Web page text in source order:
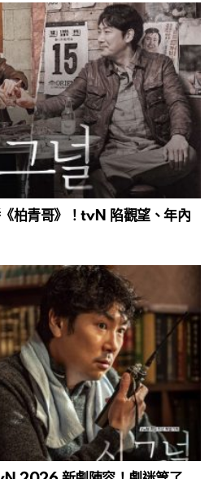
《柏青哥》！tvN 陷觀望、年內